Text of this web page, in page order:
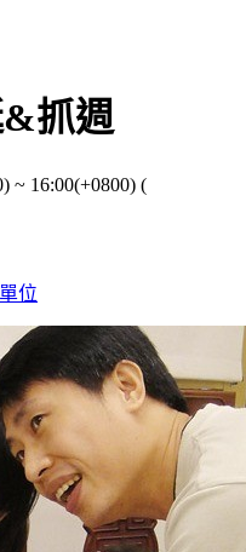
&抓週
~ 16:00(+0800) (
位